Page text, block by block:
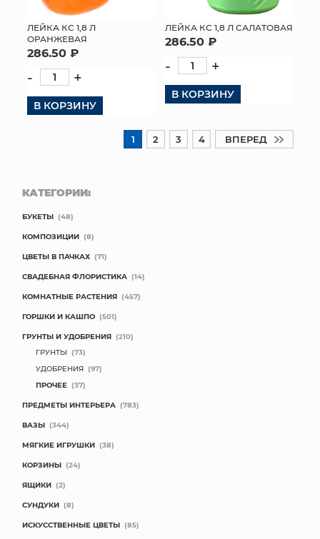
ЛЕЙКА КС 1,8 Л
ОРАНЖЕВАЯ
286.50 ₽
- +
В КОРЗИНУ
ЛЕЙКА КС 1,8 Л САЛАТОВАЯ
286.50 ₽
- +
В КОРЗИНУ
1 2 3 4 ВПЕРЕД
КАТЕГОРИИ:
БУКЕТЫ (48)
КОМПОЗИЦИИ (8)
ЦВЕТЫ В ПАЧКАХ (71)
СВАДЕБНАЯ ФЛОРИСТИКА (14)
КОМНАТНЫЕ РАСТЕНИЯ (457)
ГОРШКИ И КАШПО (501)
ГРУНТЫ И УДОБРЕНИЯ (210)
ГРУНТЫ (73)
УДОБРЕНИЯ (97)
ПРОЧЕЕ (37)
ПРЕДМЕТЫ ИНТЕРЬЕРА (783)
ВАЗЫ (344)
МЯГКИЕ ИГРУШКИ (38)
КОРЗИНЫ (24)
ЯЩИКИ (2)
СУНДУКИ (8)
ИСКУССТВЕННЫЕ ЦВЕТЫ (85)